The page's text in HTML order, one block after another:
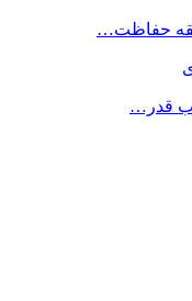
حفاظت…
قدر…